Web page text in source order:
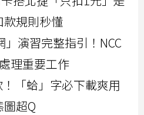
規則秒懂
演習完整指引！NCC
理重要工作
「蛤」字必下載爽用
超Q